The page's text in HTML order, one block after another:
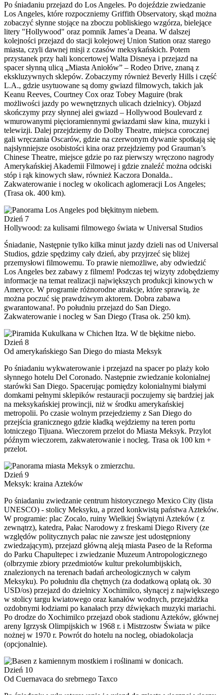
Po śniadaniu przejazd do Los Angeles. Po dojeździe zwiedzanie
Los Angeles, które rozpoczniemy Griffith Observatory, skąd można
zobaczyć słynne stojące na zboczu pobliskiego wzgórza, bielejące
litery "Hollywood" oraz pomnik James’a Deana. W dalszej
kolejności przejazd do stacji kolejowej Union Station oraz starego
miasta, czyli dawnej misji z czasów meksykańskich. Potem
przystanek przy hali koncertowej Walta Disneya i przejazd na
spacer słynną ulicą „Miasta Aniołów” – Rodeo Drive, znaną z
ekskluzywnych sklepów. Zobaczymy również Beverly Hills i część
L.A., gdzie usytuowane są domy gwiazd filmowych, takich jak
Keanu Reeves, Courtney Cox oraz Tobey Maguire (brak
możliwości jazdy po wewnętrznych ulicach dzielnicy). Objazd
skończymy przy słynnej alei gwiazd – Hollywood Boulevard z
wmurowanymi pięcioramiennymi gwiazdami sław kina, muzyki i
telewizji. Dalej przejdziemy do Dolby Theatre, miejsca corocznej
gali wręczania Oscarów, gdzie na czerwonym dywanie spotkają się
najsłynniejsze osobistości kina oraz przejdziemy pod Grauman’s
Chinese Theatre, miejsce gdzie po raz pierwszy wręczono nagrody
Amerykańskiej Akademii Filmowej i gdzie znaleźć można odciski
stóp i rąk kinowych sław, również Kaczora Donalda..
Zakwaterowanie i nocleg w okolicach aglomeracji Los Angeles;
(Trasa ok. 400 km).
Dzień 7
Hollywood: za kulisami filmowego świata w Universal Studios
Śniadanie, Następnie tylko kilka minut jazdy dzieli nas od Universal
Studios, gdzie spędzimy cały dzień, aby przyjrzeć się bliżej
przemysłowi filmowemu. To prawie niemożliwe, aby odwiedzić
Los Angeles bez zabawy z filmem! Podczas tej wizyty zdobędziemy
informacje na temat realizacji największych produkcji kinowych w
Ameryce. W programie różnorodne atrakcje, które sprawią, że
można poczuć się prawdziwym aktorem. Dobra zabawa
gwarantowana!. Po południu przejazd do San Diego.
Zakwaterowanie i nocleg w San Diego (Trasa ok. 250 km).
Dzień 8
Od amerykańskiego San Diego do miasta Meksyk
Po śniadaniu wykwaterowanie i przejazd na spacer po plaży koło
słynnego hotelu Del Coronado. Następnie zwiedzanie kolonialnej
starówki San Diego. Spacerując pomiędzy kolonialnymi białymi
domkami pełnymi sklepików restauracji poczujemy się bardziej jak
na meksykańskiej prowincji, niż w środku amerykańskiej
metropolii. Po czasie wolnym przejedziemy z San Diego do
przejścia granicznego gdzie kładką wejdziemy na teren portu
lotniczego Tijuana. Wieczorem przelot do Miasta Meksyk. Przylot
późnym wieczorem, zakwaterowanie i nocleg. Trasa ok 100 km +
przelot.
Dzień 9
Meksyk: kraina Azteków
Po śniadaniu zwiedzanie centrum historycznego Mexico City (lista
UNESCO) - stolicy Meksyku, a przed konkwistą państwa Azteków.
W programie: plac Zocalo, ruiny Wielkiej Świątyni Azteków ( z
zewnątrz), katedra, Pałac Narodowy z freskami Diego Rivery (ze
względów politycznych pałac nie zawsze jest udostępniony
zwiedzającym), przejazd główną aleją miasta Paseo de la Reforma
do Parku Chapultepec i zwiedzanie Muzeum Antropologicznego
(olbrzymie zbiory przedmiotów kultur prekolumbijskich,
znalezionych na terenach badań archeologicznych w całym
Meksyku). Po południu dla chętnych (za dodatkową opłatą ok. 30
USD/os) przejazd do dzielnicy Xochimilco, słynącej z największego
w stolicy targu kwiatowego oraz kanałów wodnych, przejażdżka
ozdobnymi łodziami po kanałach przy dźwiękach muzyki mariachi.
Po drodze do Xochimilco przejazd obok stadionu Azteków, głównej
areny Igrzysk Olimpijskich w 1968 r. i Mistrzostw Świata w piłce
nożnej w 1970 r. Powrót do hotelu na nocleg, obiadokolacja
(opcjonalnie).
Dzień 10
Od Cuernavaca do srebrnego Taxco